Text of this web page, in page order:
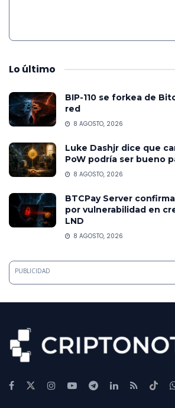
Lo último
BIP-110 se forkea de
red
8 AGOSTO, 2026
Luke Dashjr dice que
PoW podría ser bueno
8 AGOSTO, 2026
BTCPay Server
por vulnerabilidad en
LND
8 AGOSTO, 2026
PUBLICIDAD